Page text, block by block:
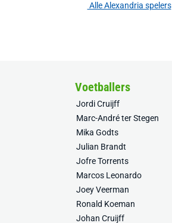
Alle Alexandria spelers
Voetballers
Jordi Cruijff
Marc-André ter Stegen
Mika Godts
Julian Brandt
Jofre Torrents
Marcos Leonardo
Joey Veerman
Ronald Koeman
Johan Cruijff